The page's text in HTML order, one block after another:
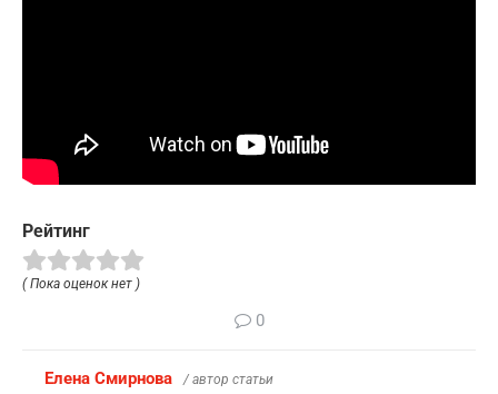
Рейтинг
( Пока оценок нет )
0
Елена Смирнова / автор статьи